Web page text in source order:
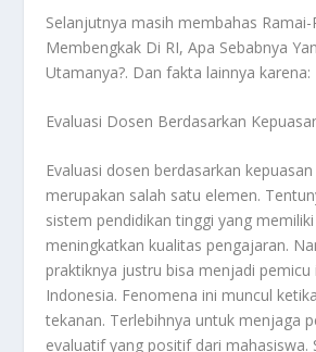
Selanjutnya masih membahas
Membengkak Di RI, Apa Sebabnya
Utamanya?. Dan fakta lainnya karena:
Evaluasi Dosen Berdasarkan
Evaluasi dosen berdasarkan
merupakan salah satu elemen.
sistem pendidikan tinggi yang
meningkatkan kualitas pengajaran.
praktiknya justru bisa menjadi pemicu
Indonesia. Fenomena ini muncul
tekanan. Terlebihnya untuk menjaga
evaluatif yang positif dari mahasiswa.